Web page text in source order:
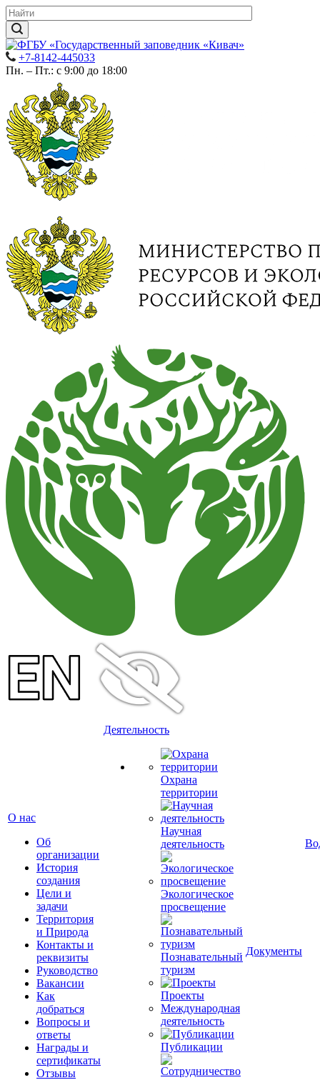
+7-8142-445033
Пн. – Пт.: с 9:00 до 18:00
О нас
Об
организации
История
создания
Цели и
задачи
Территория
и Природа
Контакты и
реквизиты
Руководство
Вакансии
Как
добраться
Вопросы и
ответы
Награды и
сертификаты
Отзывы
Деятельность
Охрана
территории
Научная
деятельность
Экологическое
просвещение
Познавательный
туризм
Проекты
Международная
деятельность
Публикации
Документы